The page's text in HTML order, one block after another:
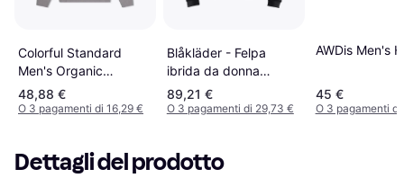
Colorful Standard
Men's Organic
Popover Hoodie -
Storm Grey
48,88 €
O 3 pagamenti di 16,29 €
Blåkläder - Felpa
ibrida da donna
Service Plus
nero/rosso
89,21 €
O 3 pagamenti di 29,73 €
AWDis Men's
45 €
O 3 pagamenti
Dettagli del prodotto